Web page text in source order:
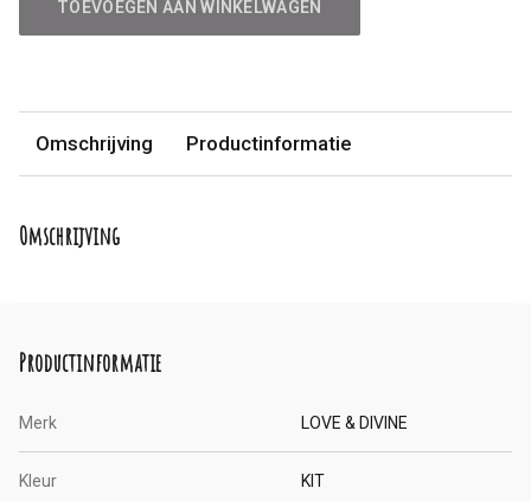
TOEVOEGEN AAN WINKELWAGEN
Omschrijving Productinformatie
Omschrijving
Productinformatie
Merk LOVE & DIVINE
Kleur KIT